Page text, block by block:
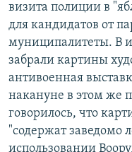
визита полиции в
для кандидатов от
муниципалитеты. В
забрали картины
антивоенная
накануне в этом же
говорилось, что
"содержат
использовании